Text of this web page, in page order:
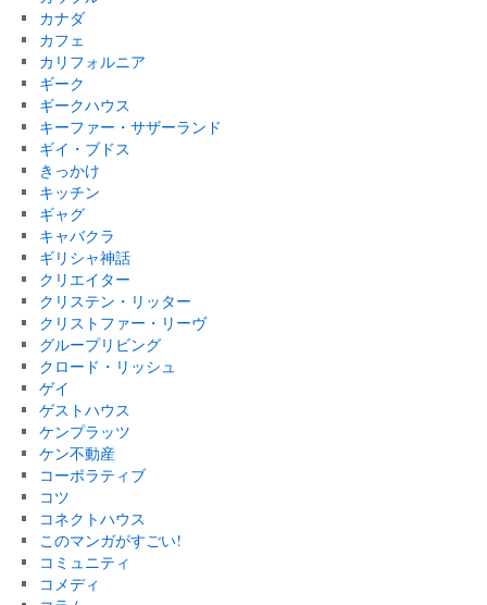
カナダ
カフェ
カリフォルニア
ギーク
ギークハウス
キーファー・サザーランド
ギイ・ブドス
きっかけ
キッチン
ギャグ
キャバクラ
ギリシャ神話
クリエイター
クリステン・リッター
クリストファー・リーヴ
グループリビング
クロード・リッシュ
ゲイ
ゲストハウス
ケンプラッツ
ケン不動産
コーポラティブ
コツ
コネクトハウス
このマンガがすごい!
コミュニティ
コメディ